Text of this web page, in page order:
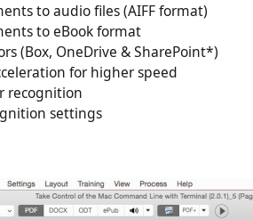
to audio files (AIFF format)
to eBook format
(Box, OneDrive & SharePoint*)
for higher speed
recognition
settings